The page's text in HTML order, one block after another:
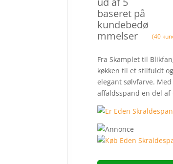
baseret på
kundebedø
mmelser
(40
Fra Skamplet til
køkken til et stilfuldt
elegant sølvfarve.
affaldsspand en del